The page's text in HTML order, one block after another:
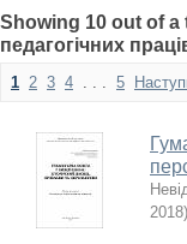
Showing 10 out of a
педагогічних
1 2 3 4 . . . 5
2018)